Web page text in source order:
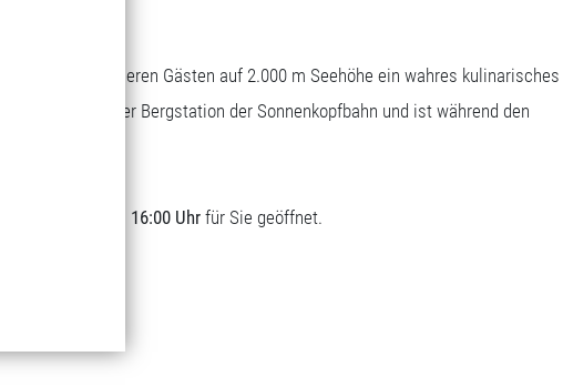
bietet unseren Gästen auf 2.000 m Seehöhe ein wahres kulinarisches
direkt bei der Bergstation der Sonnenkopfbahn und ist während den
09:00 bis 16:00 Uhrfür Sie geöffnet.